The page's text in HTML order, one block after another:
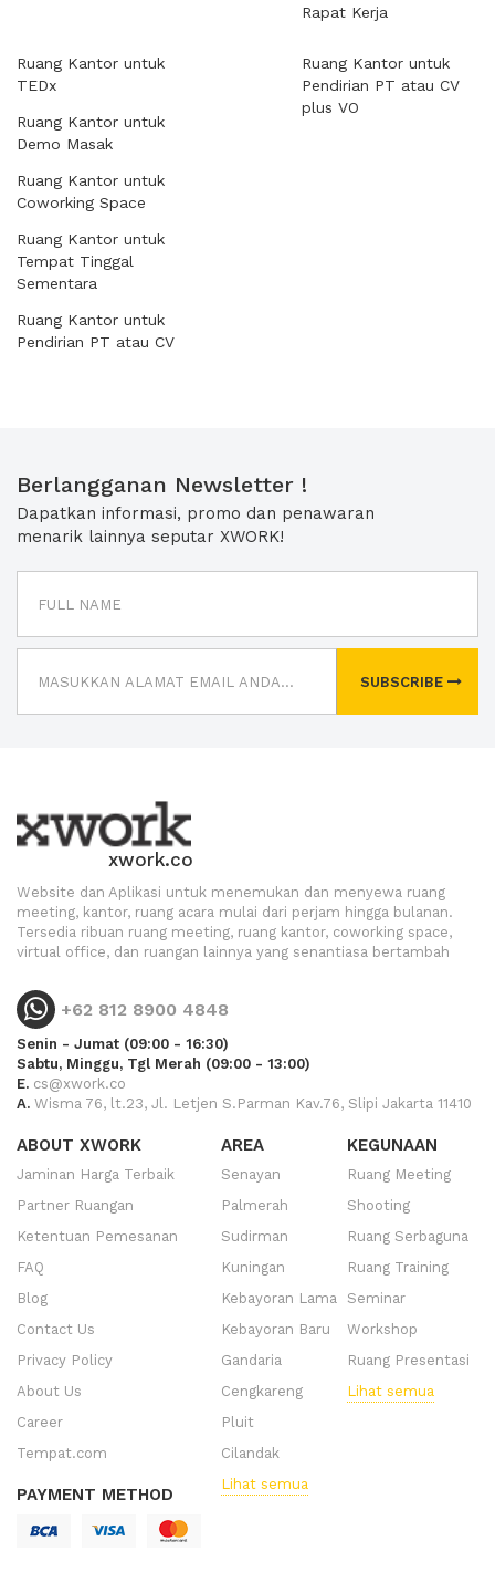
Rapat Kerja
Ruang Kantor untuk
TEDx
Ruang Kantor untuk
Demo Masak
Ruang Kantor untuk
Coworking Space
Ruang Kantor untuk
Tempat Tinggal
Sementara
Ruang Kantor untuk
Pendirian PT atau CV
Ruang Kantor untuk
Pendirian PT atau CV
plus VO
Berlangganan Newsletter !
Dapatkan informasi, promo dan penawaran
menarik lainnya seputar XWORK!
SUBSCRIBE
xwork.co
Website dan Aplikasi untuk menemukan dan menyewa ruang
meeting, kantor, ruang acara mulai dari perjam hingga bulanan.
Tersedia ribuan ruang meeting, ruang kantor, coworking space,
virtual office, dan ruangan lainnya yang senantiasa bertambah
+62 812 8900 4848
Senin - Jumat (09:00 - 16:30)
Sabtu, Minggu, Tgl Merah (09:00 - 13:00)
E. cs@xwork.co
A. Wisma 76, lt.23, Jl. Letjen S.Parman Kav.76, Slipi Jakarta 11410
ABOUT XWORK
Jaminan Harga Terbaik
Partner Ruangan
Ketentuan Pemesanan
FAQ
Blog
Contact Us
Privacy Policy
About Us
Career
Tempat.com
PAYMENT METHOD
AREA
Senayan
Palmerah
Sudirman
Kuningan
Kebayoran Lama
Kebayoran Baru
Gandaria
Cengkareng
Pluit
Cilandak
Lihat semua
KEGUNAAN
Ruang Meeting
Shooting
Ruang Serbaguna
Ruang Training
Seminar
Workshop
Ruang Presentasi
Lihat semua